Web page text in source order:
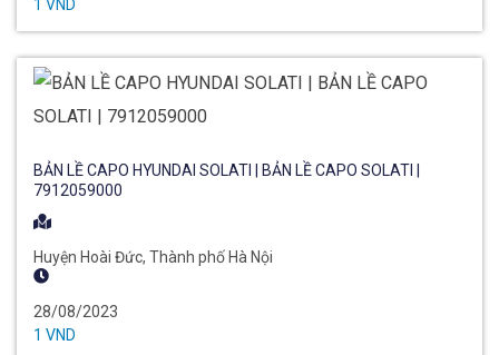
1 VND
BẢN LỀ CAPO HYUNDAI SOLATI | BẢN LỀ CAPO SOLATI |
7912059000
Huyện Hoài Đức, Thành phố Hà Nội
28/08/2023
1 VND